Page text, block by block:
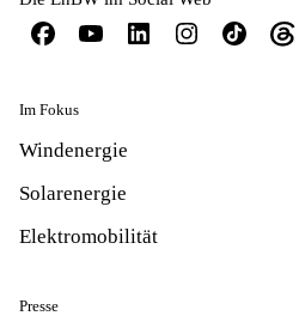
Im Fokus
Windenergie
Solarenergie
Elektromobilität
Presse